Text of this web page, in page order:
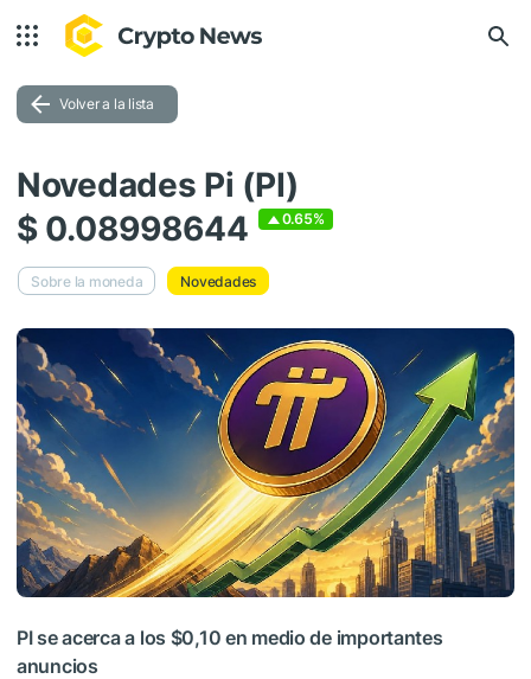
Volver a la lista
Novedades Pi (PI)
$ 0.08998644
0.65%
Sobre la moneda Novedades
PI se acerca a los $0,10 en medio de importantes
anuncios